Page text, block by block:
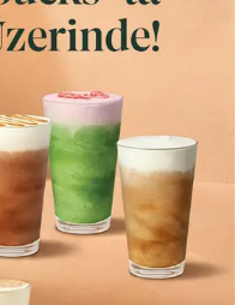
tek bir çatı